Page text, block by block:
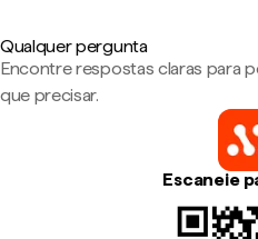
Qualquer pergunta
Encontre respostas claras para
que precisar.
Escaneie